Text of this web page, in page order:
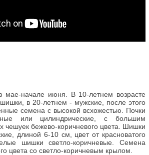
мае-начале июня. В 10-летнем возрасте
в 20-летнем - мужские, после этого
семена с высокой всхожестью. Почки
или цилиндрические, с большим
чешуек бежево-коричневого цвета. Шишки
длиной 6-10 см, цвет от красноватого
шишки светло-коричневые. Семена
цвета со светло-коричневым крылом.